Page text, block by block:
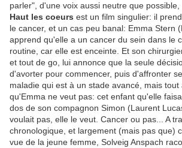
parler", d'une voix aussi neutre que possible,
Haut les coeurs est un film singulier: il
le cancer, et un cas peu banal: Emma Stern
apprend qu'elle a un cancer du sein dans le
routine, car elle est enceinte. Et son
et tout de go, lui annonce que la seule
d'avorter pour commencer, puis d'affronter
maladie qui est à un stade avancé, mais
qu'Emma ne veut pas: cet enfant qu'elle
dos de son compagnon Simon (Laurent
voulait pas, elle le veut. Cancer ou pas... A
chronologique, et largement (mais pas que)
vue de la jeune femme, Solveig Anspach